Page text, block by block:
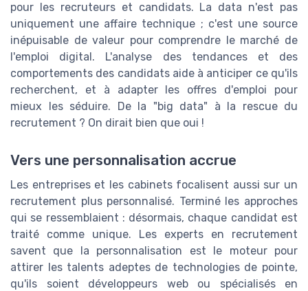
pour les recruteurs et candidats. La data n'est pas
uniquement une affaire technique ; c'est une source
inépuisable de valeur pour comprendre le marché de
l'emploi digital. L'analyse des tendances et des
comportements des candidats aide à anticiper ce qu'ils
recherchent, et à adapter les offres d'emploi pour
mieux les séduire. De la "big data" à la rescue du
recrutement ? On dirait bien que oui !
Vers une personnalisation accrue
Les entreprises et les cabinets focalisent aussi sur un
recrutement plus personnalisé. Terminé les approches
qui se ressemblaient : désormais, chaque candidat est
traité comme unique. Les experts en recrutement
savent que la personnalisation est le moteur pour
attirer les talents adeptes de technologies de pointe,
qu'ils soient développeurs web ou spécialisés en